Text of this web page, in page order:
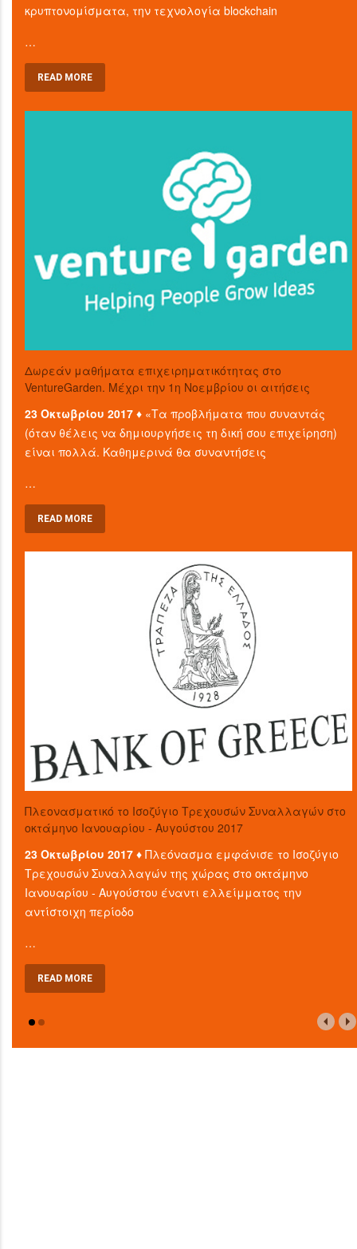
κρυπτονομίσματα, την τεχνολογία blockchain
…
READ MORE
Δωρεάν μαθήματα επιχειρηματικότητας στο
VentureGarden. Μέχρι την 1η Νοεμβρίου οι αιτήσεις
23 Οκτωβρίου 2017 ♦ «Τα προβλήματα που συναντάς
(όταν θέλεις να δημιουργήσεις τη δική σου επιχείρηση)
είναι πολλά. Καθημερινά θα συναντήσεις
…
READ MORE
Πλεονασματικό το Ισοζύγιο Τρεχουσών Συναλλαγών στο
οκτάμηνο Ιανουαρίου - Αυγούστου 2017
23 Οκτωβρίου 2017 ♦Πλεόνασμα εμφάνισε το Ισοζύγιο
Τρεχουσών Συναλλαγών της χώρας στο οκτάμηνο
Ιανουαρίου - Αυγούστου έναντι ελλείμματος την
αντίστοιχη περίοδο
…
READ MORE